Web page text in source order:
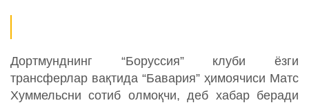
Дортмунднинг “Боруссия” клуби ёзги
трансферлар вақтида “Бавария” ҳимоячиси Матс
Хуммельсни сотиб олмоқчи, деб хабар беради